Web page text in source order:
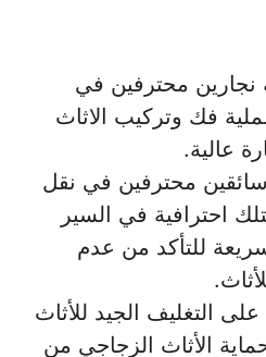
نجارين محترفين في
فك وتركيب الاثاث
عالية.
محترفين في نقل
احترافية في السير
للتأكد من عدم
التغليف الجيد للأثاث
الأثاث الزجاجي من